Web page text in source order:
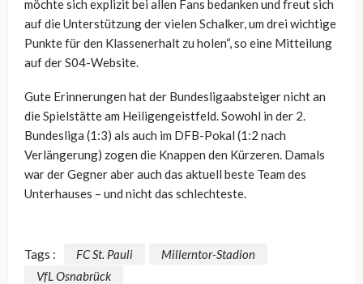
möchte sich explizit bei allen Fans bedanken und freut sich
auf die Unterstützung der vielen Schalker, um drei wichtige
Punkte für den Klassenerhalt zu holen“, so eine Mitteilung
auf der S04-Website.
Gute Erinnerungen hat der Bundesligaabsteiger nicht an
die Spielstätte am Heiligengeistfeld. Sowohl in der 2.
Bundesliga (1:3) als auch im DFB-Pokal (1:2 nach
Verlängerung) zogen die Knappen den Kürzeren. Damals
war der Gegner aber auch das aktuell beste Team des
Unterhauses – und nicht das schlechteste.
Tags : FC St. Pauli
Millerntor-Stadion
VfL Osnabrück